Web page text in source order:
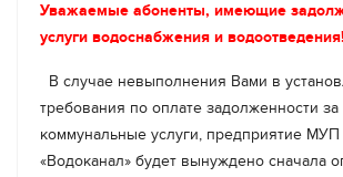
Уважаемые абоненты, имеющие
услуги водоснабжения и водоотведения!
В случае невыполнения Вами в
требования по оплате задолженности
коммунальные услуги, предприятие МУП
«Водоканал» будет вынуждено сначала